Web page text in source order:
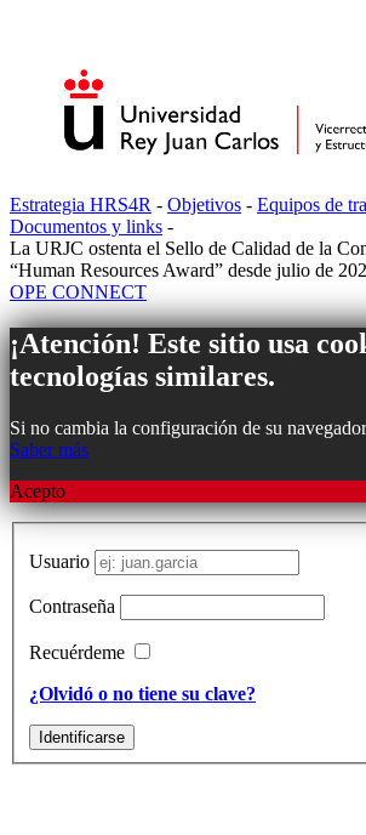
Estrategia HRS4R - Objetivos - Equipos de
Documentos y links -
La URJC ostenta el Sello de Calidad de la
“Human Resources Award” desde julio de
OPE CONNECT
¡Atención! Este sitio usa
tecnologías similares.
Si no cambia la configuración de su
Saber más
Acepto
Subir
Usuario
Contraseña
Recuérdeme
¿Olvidó o no tiene su clave?